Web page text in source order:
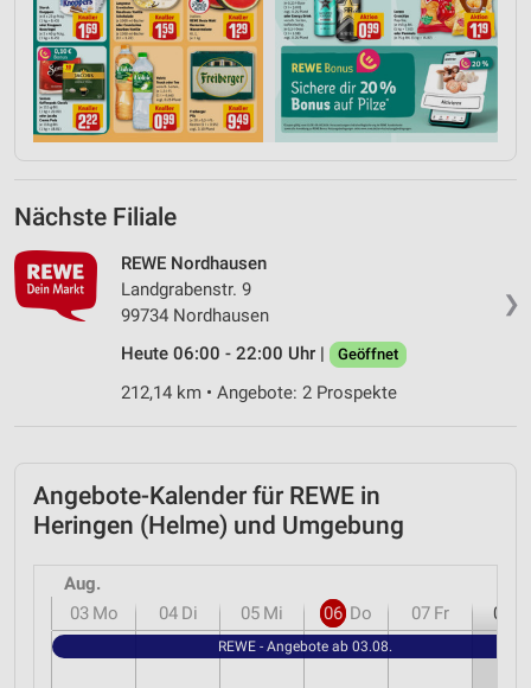
Nächste Filiale
❯
REWE Nordhausen
Landgrabenstr. 9
99734 Nordhausen
Heute 06:00 - 22:00 Uhr |
Geöffnet
212,14 km • Angebote: 2 Prospekte
Angebote-Kalender für REWE in
Heringen (Helme) und Umgebung
Aug.
03 Mo 04 Di 05 Mi 06 Do 07 Fr 08
REWE - Angebote ab 03.08.